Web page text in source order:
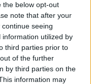
the below opt-out
note that after your
seeing
utilized by
third parties prior to
of the further
by third parties on the
information may
Masia, Pinna e
è Loru
per la difesa c'è l'ex